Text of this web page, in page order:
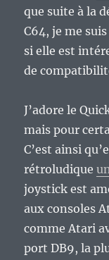
que suite à la
C64, je me
si elle est
de
J’adore le
mais pour
C’est ainsi
rétroludique
joystick est
aux consoles
comme Atari
port DB9, la